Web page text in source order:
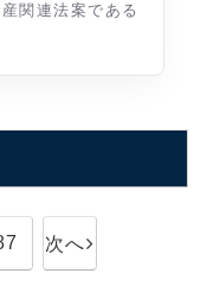
関連法案である
次へ